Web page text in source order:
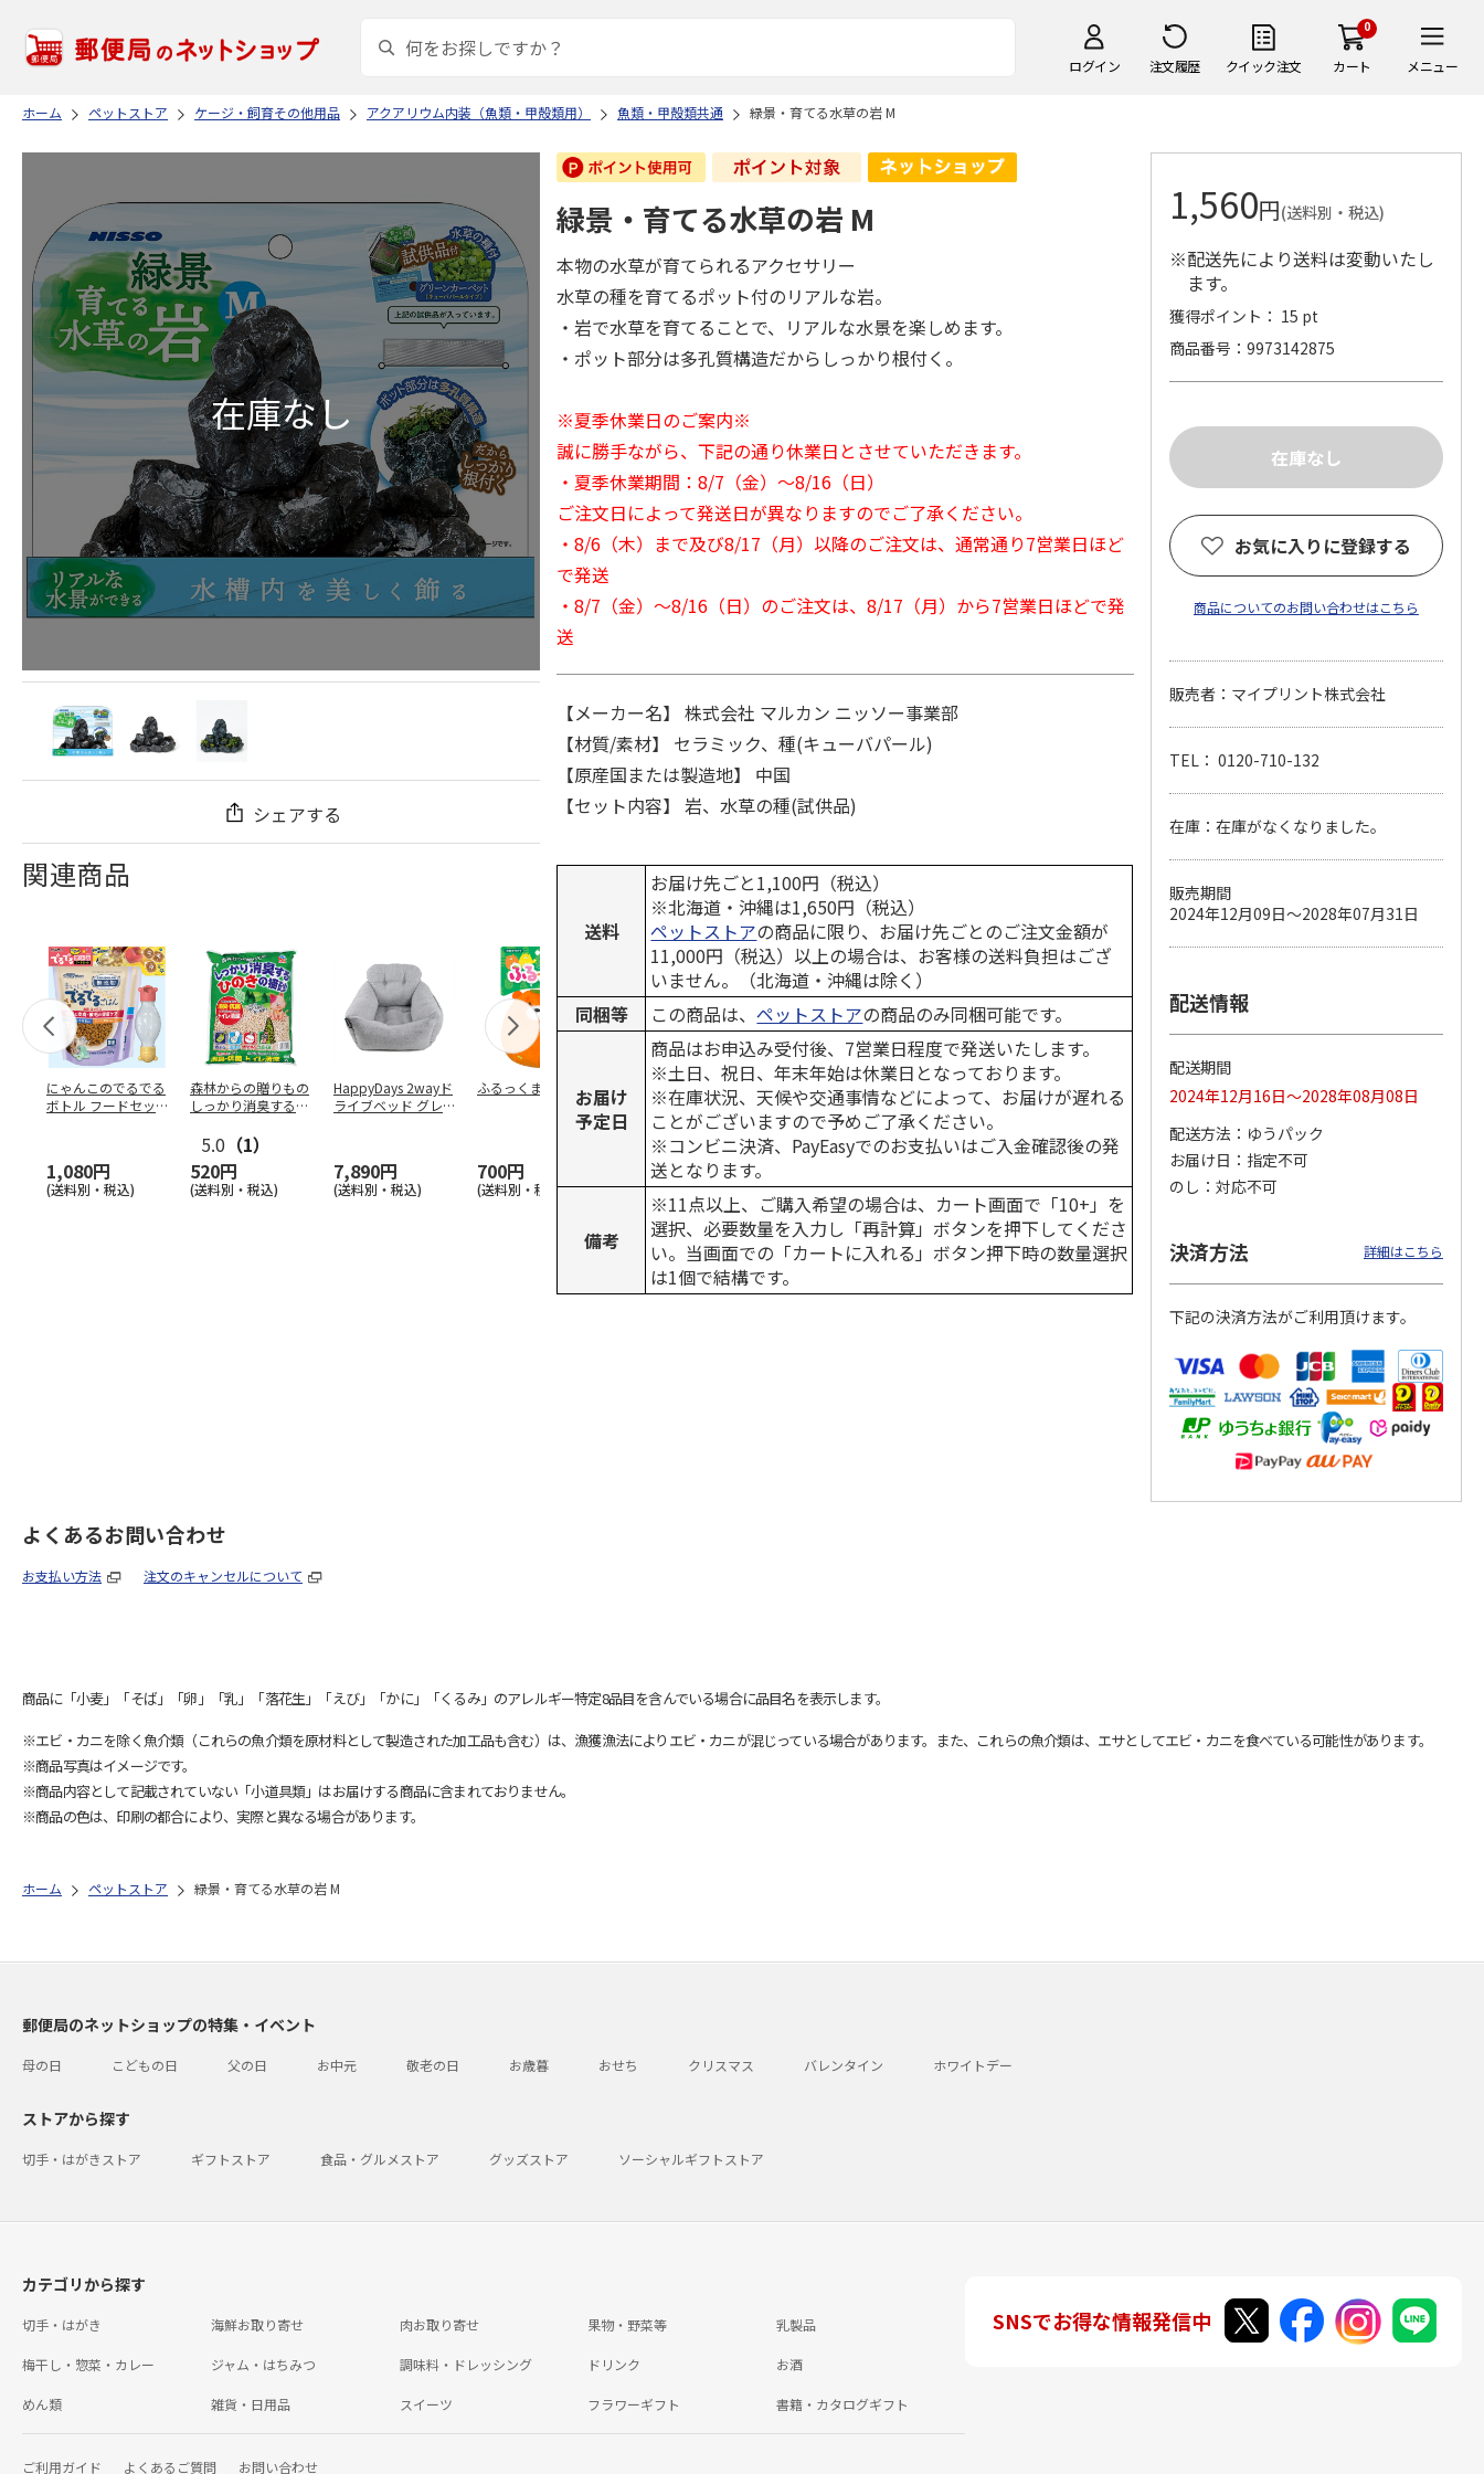
ログイン 注文履歴 クイック注文
0
カート メニュー
ホーム ペットストア ケージ・飼育その他用品 アクアリウム内装（魚類・甲殻類用） 魚類・甲殻類共通 緑景・育てる水草の岩 M
シェアする
関連商品
にゃんこのでるでる
ボトル フードセッ
1,080円
(送料別・税込)
森林からの贈りもの
しっかり消臭するひ
5.0 （1）
520円
(送料別・税込)
HappyDays 2wayド
ライブベッド グレ
7,890円
(送料別・税込)
ふるっくま みかん
700円
(送料別・税込)
デオトイレ 飛び散
らない消臭・抗菌サ
ンド 4L
1,320円
(送料別・税込)
獣医師開発 ニオイ
をとる砂専用 猫ト
イレ ナチュラルグ
レー
(送料別・税込)
無添加良品 カムカ
ムデンタルコーン
ぐるぐるボーン型 S
…
(送料別・税込)
銀のスプーン パウ
チ 健康に育つ子ね
おに…
(送料別・税込)
ペット線香 虹のか
なた フルーティフ
ローラルの香り
590円
(送料別・税込)
CIAO 香り立つクラ
ンキー ちゅ～る和
緑景・育てる水草の岩 M
本物の水草が育てられるアクセサリー
水草の種を育てるポット付のリアルな岩。
・岩で水草を育てることで、リアルな水景を楽しめます。
・ポット部分は多孔質構造だからしっかり根付く。
※夏季休業日のご案内※
誠に勝手ながら、下記の通り休業日とさせていただきます。
・夏季休業期間：8/7（金）～8/16（日）
ご注文日によって発送日が異なりますのでご了承ください。
・8/6（木）まで及び8/17（月）以降のご注文は、通常通り7営業日ほど
で発送
・8/7（金）～8/16（日）のご注文は、8/17（月）から7営業日ほどで発
送
【メーカー名】 株式会社 マルカン ニッソー事業部
【材質/素材】 セラミック、種(キューバパール)
【原産国または製造地】 中国
【セット内容】 岩、水草の種(試供品)
送料
お届け先ごと1,100円（税込）
※北海道・沖縄は1,650円（税込）
ペットストアの商品に限り、お届け先ごとのご注文金額が
11,000円（税込）以上の場合は、お客様の送料負担はござ
いません。（北海道・沖縄は除く）
同梱等
この商品は、ペットストアの商品のみ同梱可能です。
お届け
予定日
商品はお申込み受付後、7営業日程度で発送いたします。
※土日、祝日、年末年始は休業日となっております。
※在庫状況、天候や交通事情などによって、お届けが遅れる
ことがございますので予めご了承ください。
※コンビニ決済、PayEasyでのお支払いはご入金確認後の発
送となります。
備考
※11点以上、ご購入希望の場合は、カート画面で「10+」を
選択、必要数量を入力し「再計算」ボタンを押下してくださ
い。当画面での「カートに入れる」ボタン押下時の数量選択
は1個で結構です。
1,560円(送料別・税込)
※配送先により送料は変動いたし
ます。
獲得ポイント： 15 pt
商品番号
9973142875
お気に入りに登録する
商品についてのお問い合わせはこちら
販売者：マイプリント株式会社
TEL： 0120-710-132
在庫：在庫がなくなりました。
販売期間
2024年12月09日～2028年07月31日
配送情報
配送期間
2024年12月16日～2028年08月08日
配送方法
ゆうパック
お届け日
指定不可
のし
対応不可
決済方法 詳細はこちら
下記の決済方法がご利用頂けます。
よくあるお問い合わせ
お支払い方法 注文のキャンセルについて
商品に「小麦」「そば」「卵」「乳」「落花生」「えび」「かに」「くるみ」のアレルギー特定8品目を含んでいる場合に品目名を表示します。
※エビ・カニを除く魚介類（これらの魚介類を原材料として製造された加工品も含む）は、漁獲漁法によりエビ・カニが混じっている場合があります。また、これらの魚介類は、エサとしてエビ・カニを食べている可能性があります。
※商品写真はイメージです。
※商品内容として記載されていない「小道具類」はお届けする商品に含まれておりません。
※商品の色は、印刷の都合により、実際と異なる場合があります。
ホーム ペットストア 緑景・育てる水草の岩 M
郵便局のネットショップの特集・イベント
母の日 こどもの日 父の日 お中元 敬老の日 お歳暮 おせち クリスマス バレンタイン ホワイトデー
ストアから探す
切手・はがきストア ギフトストア 食品・グルメストア グッズストア ソーシャルギフトストア
カテゴリから探す
切手・はがき 海鮮お取り寄せ 肉お取り寄せ 果物・野菜等 乳製品
梅干し・惣菜・カレー ジャム・はちみつ 調味料・ドレッシング ドリンク お酒
めん類 雑貨・日用品 スイーツ フラワーギフト 書籍・カタログギフト
ご利用ガイド よくあるご質問 お問い合わせ
SNSでお得な情報発信中